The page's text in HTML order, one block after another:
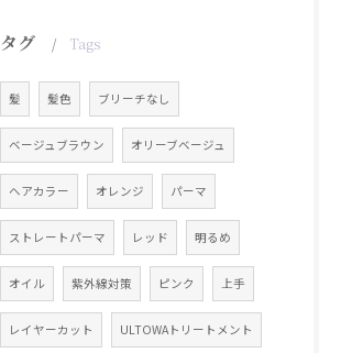
タグ Tags
髪 髪色 ブリーチなし
ベージュブラウン オリーブベージュ
ヘアカラー オレンジ パーマ
ストレートパーマ レッド 明るめ
オイル 紫外線対策 ピンク 上手
レイヤーカット ULTOWAトリートメント